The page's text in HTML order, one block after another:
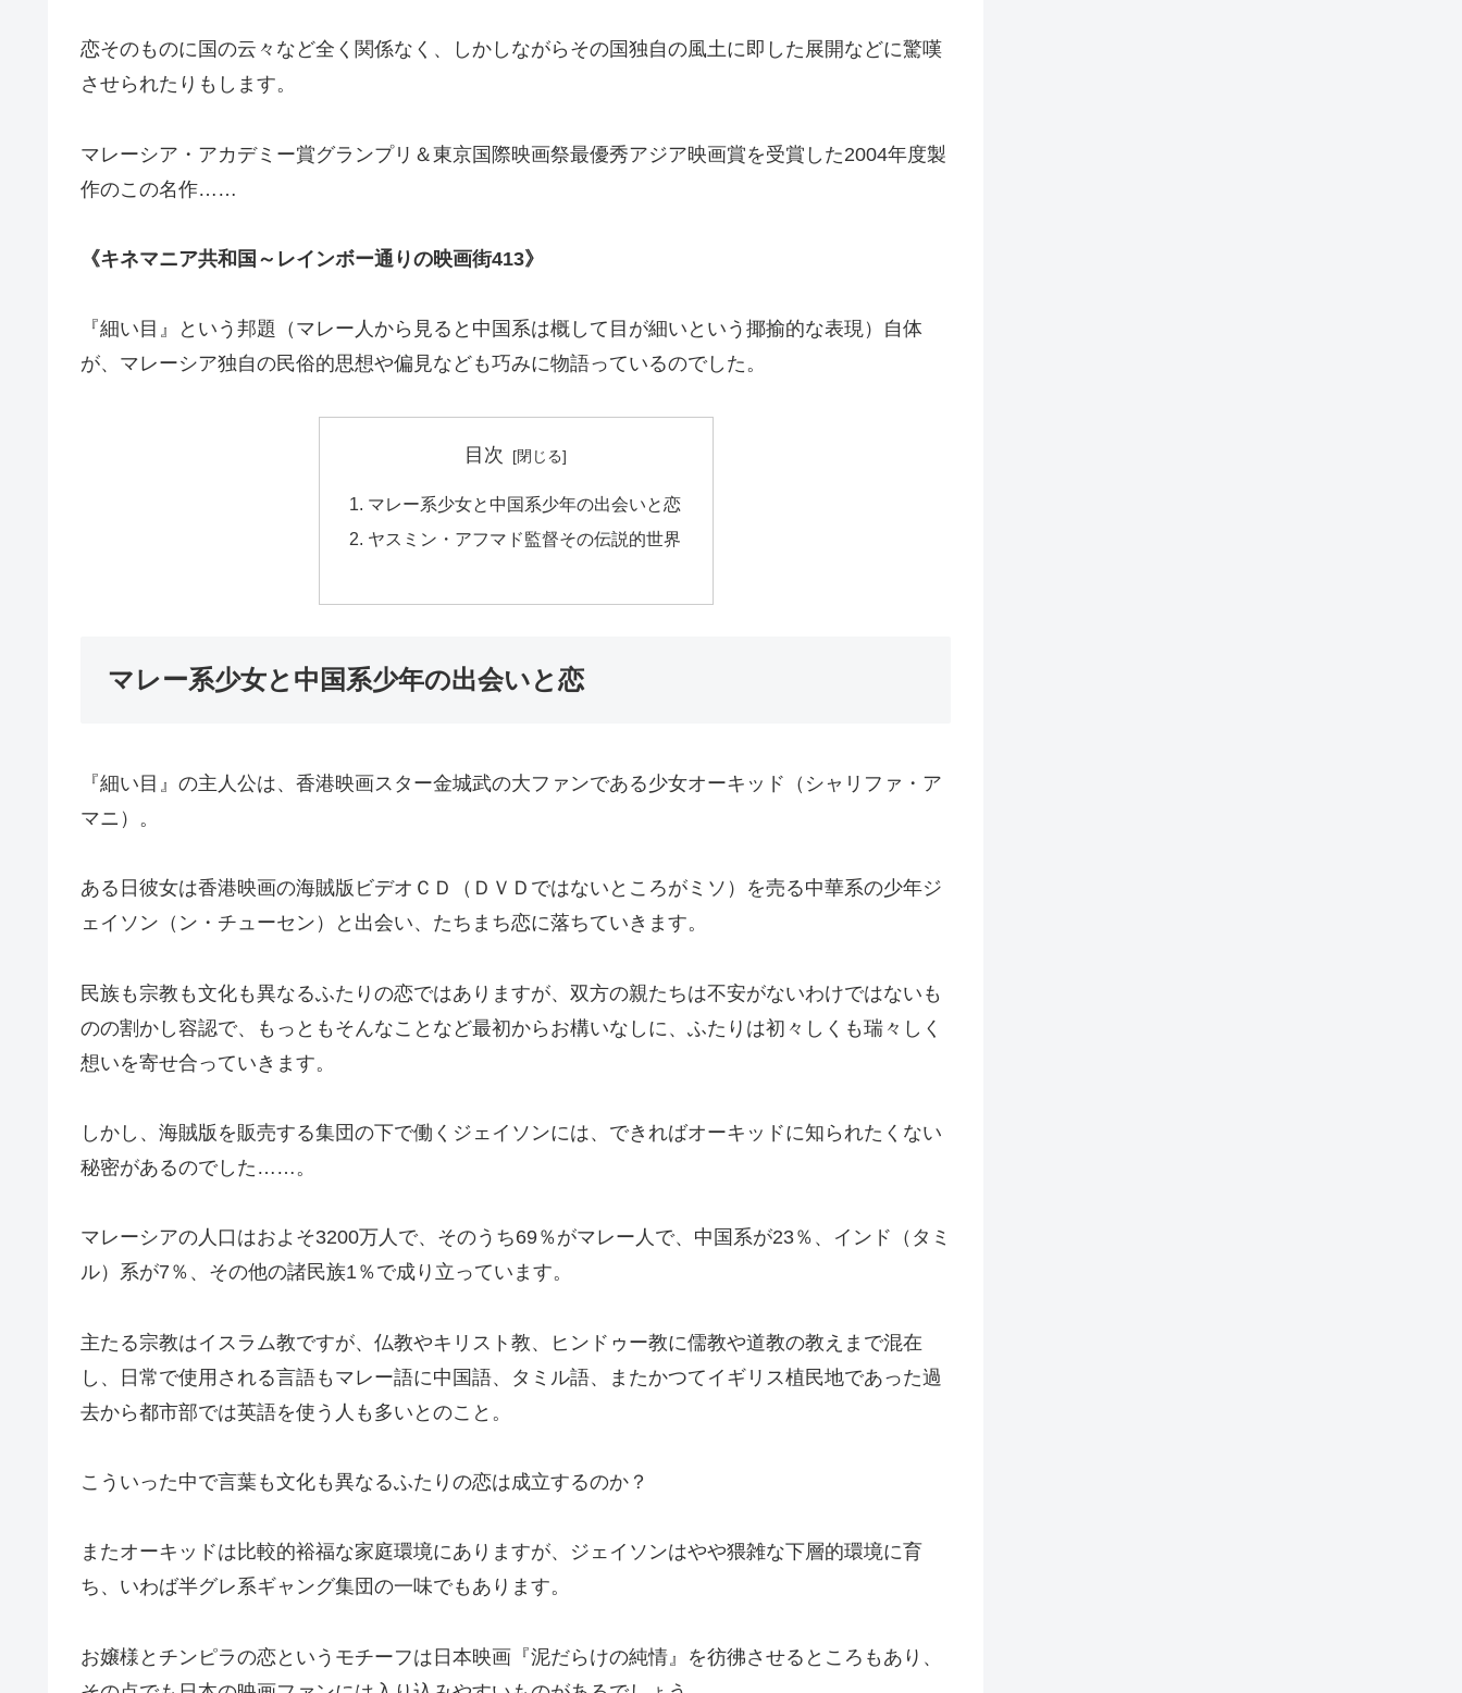
恋そのものに国の云々など全く関係なく、しかしながらその国独自の風土に即した展開などに驚嘆
させられたりもします。
マレーシア・アカデミー賞グランプリ＆東京国際映画祭最優秀アジア映画賞を受賞した2004年度製
作のこの名作……
《キネマニア共和国～レインボー通りの映画街413》
『細い目』という邦題（マレー人から見ると中国系は概して目が細いという揶揄的な表現）自体
が、マレーシア独自の民俗的思想や偏見なども巧みに物語っているのでした。
目次
マレー系少女と中国系少年の出会いと恋
ヤスミン・アフマド監督その伝説的世界
マレー系少女と中国系少年の出会いと恋
『細い目』の主人公は、香港映画スター金城武の大ファンである少女オーキッド（シャリファ・ア
マニ）。
ある日彼女は香港映画の海賊版ビデオＣＤ（ＤＶＤではないところがミソ）を売る中華系の少年ジ
ェイソン（ン・チューセン）と出会い、たちまち恋に落ちていきます。
民族も宗教も文化も異なるふたりの恋ではありますが、双方の親たちは不安がないわけではないも
のの割かし容認で、もっともそんなことなど最初からお構いなしに、ふたりは初々しくも瑞々しく
想いを寄せ合っていきます。
しかし、海賊版を販売する集団の下で働くジェイソンには、できればオーキッドに知られたくない
秘密があるのでした……。
マレーシアの人口はおよそ3200万人で、そのうち69％がマレー人で、中国系が23％、インド（タミ
ル）系が7％、その他の諸民族1％で成り立っています。
主たる宗教はイスラム教ですが、仏教やキリスト教、ヒンドゥー教に儒教や道教の教えまで混在
し、日常で使用される言語もマレー語に中国語、タミル語、またかつてイギリス植民地であった過
去から都市部では英語を使う人も多いとのこと。
こういった中で言葉も文化も異なるふたりの恋は成立するのか？
またオーキッドは比較的裕福な家庭環境にありますが、ジェイソンはやや猥雑な下層的環境に育
ち、いわば半グレ系ギャング集団の一味でもあります。
お嬢様とチンピラの恋というモチーフは日本映画『泥だらけの純情』を彷彿させるところもあり、